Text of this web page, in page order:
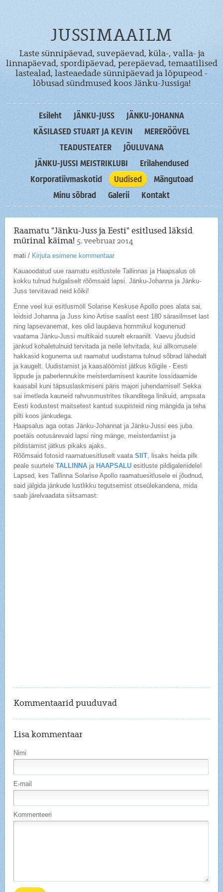
JUSSIMAAILM
Laste sünnipäevad, suvepäevad, küla-, valla- ja
linnapäevad, spordipäevad, perepäevad, temaatilised
lastealad, lasteaedade sünnipäevad ja lõpupeod -
lõbusad sündmused koos Jänku-Jussiga!
Esileht JÄNKU-JUSS
JÄNKU-JOHANNA
KÄSILASED STUART JA KEVIN
MERERÖÖVEL
TEADUSTEATER
JÕULUVANA
JÄNKU-JUSSI MEISTRIKLUBI
Erilahendused
Korporatiivmaskotid
Uudised
Mängutoad
Minu sõbrad
Galerii Kontakt
Raamatu "Jänku-Juss ja Eesti" esitlused läksid
mürinal käima! 5. veebruar 2014
mati / Kirjuta esimene kommentaar
Kauaoodatud uue raamatu esitlustele Tallinnas ja Haapsalus oli
kokku tulnud hulgaliselt rõõmsaid lapsi. Jänku-Johanna ja Jänku-
Juss tervitavad neid kõiki!
Enne veel kui esitlusmöll Solarise Keskuse Apollo poes alata sai,
leidsid Johanna ja Juss kino Artise saalist eest 180 särasilmset last
ning lapsevanemat, kes olid laupäeva hommikul kogunenud
vaatama Jänku-Jussi multikaid suurelt ekraanilt. Vaevu jõudsid
jänkud kohaletulnuid tervitada ja neile lehvitada, kui allkorrusele
hakkasid kogunema uut raamatut uudistama tulnud sõbrad lähedalt
ja kaugelt. Uudistamist ja kaasalöömist jätkus kõigile - Eesti
lippude ja paberlennukite meisterdamisest kaunite lossidaamide
kaasabil kuni täpsuslaskmiseni päris majori juhendamisel! Sekka
sai imetleda kauneid rahvusmustrites tikanditega linikuid, ampsata
Eesti kodustest maitsetest kantud suupisteid ning mängida ja teha
pilti koos jänkudega.
Haapsalus aga ootas Jänku-Johannat ja Jänku-Jussi ees juba
poetäis ootusärevaid lapsi ning mänge, meisterdamist ja
pildistamist jätkus pikaks ajaks.
Rõõmsaid fotosid raamatuesitluselt vaataSIIT, lisaks heida pilk
peale suurteleTALLINNA ja HAAPSALU esitluste pildigaleriidele!
Lapsed, kes Tallinna Solarise Apollo raamatuesitlusele ei jõudnud,
said jälgida jänkude lustlikku tegutsemist otseülekandena, mida
saab järelvaadata siitsamast:
Kommentaarid puuduvad
Lisa kommentaar
Nimi
E-mail
Kommenteeri